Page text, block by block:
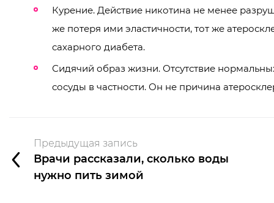
Курение. Действие никотина не менее
же потеря ими эластичности, тот же
сахарного диабета.
Сидячий образ жизни. Отсутствие
сосуды в частности. Он не причина
Предыдущая запись
Врачи рассказали, сколько воды
нужно пить зимой